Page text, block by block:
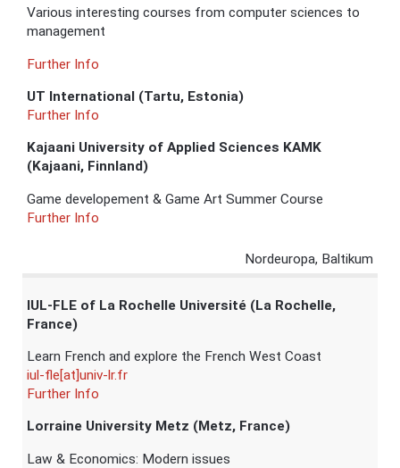
Various interesting courses from computer sciences to
management
Further Info
UT International (Tartu, Estonia)
Further Info
Kajaani University of Applied Sciences KAMK
(Kajaani, Finnland)
Game developement & Game Art Summer Course
Further Info
Nordeuropa, Baltikum
IUL-FLE of La Rochelle Université (La Rochelle,
France)
Learn French and explore the French West Coast
iul-fle[at]univ-lr.fr
Further Info
Lorraine University Metz (Metz, France)
Law & Economics: Modern issues